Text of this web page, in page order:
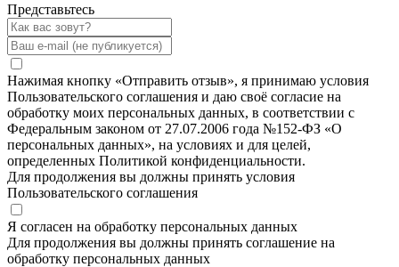
Представьтесь
Нажимая кнопку «Отправить отзыв», я принимаю условия
Пользовательского соглашения и даю своё согласие на
обработку моих персональных данных, в соответствии с
Федеральным законом от 27.07.2006 года №152-ФЗ «О
персональных данных», на условиях и для целей,
определенных Политикой конфиденциальности.
Для продолжения вы должны принять условия
Пользовательского соглашения
Я согласен на обработку персональных данных
Для продолжения вы должны принять соглашение на
обработку персональных данных